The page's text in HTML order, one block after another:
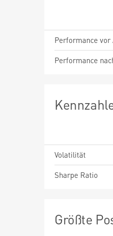
Performance vor
Performance
Volatilität
Sharpe Ratio
Größte